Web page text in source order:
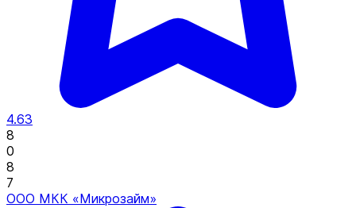
4.63
8
0
8
7
ООО МКК «Микрозайм»